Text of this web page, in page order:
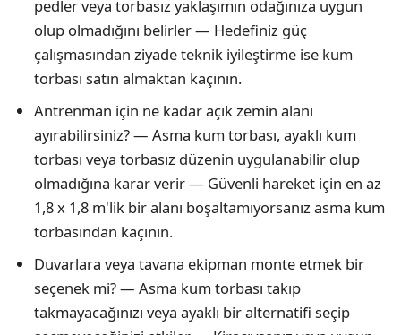
pedler veya torbasız yaklaşımın odağınıza uygun
olup olmadığını belirler — Hedefiniz güç
çalışmasından ziyade teknik iyileştirme ise kum
torbası satın almaktan kaçının.
Antrenman için ne kadar açık zemin alanı
ayırabilirsiniz? — Asma kum torbası, ayaklı kum
torbası veya torbasız düzenin uygulanabilir olup
olmadığına karar verir — Güvenli hareket için en az
1,8 x 1,8 m'lik bir alanı boşaltamıyorsanız asma kum
torbasından kaçının.
Duvarlara veya tavana ekipman monte etmek bir
seçenek mi? — Asma kum torbası takıp
takmayacağınızı veya ayaklı bir alternatifi seçip